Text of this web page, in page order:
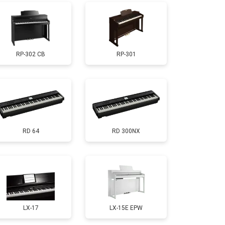
1800 ₽ Заказать
1200 ₽ Заказать
1500 ₽ Заказать
Заказать
1800 ₽
RP-302 CB RP-301
RD 64 RD 300NX
LX-17 LX-15E EPW